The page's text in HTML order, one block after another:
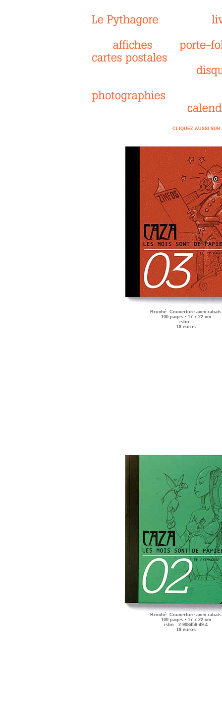
CLIQUEZ AUSSI
Broché. Couverture avec rabats
100 pages • 17 x 22 cm
isbn :
18 euros
Broché. Couverture avec rabats
100 pages • 17 x 22 cm
isbn : 2-908456-49-4
18 euros